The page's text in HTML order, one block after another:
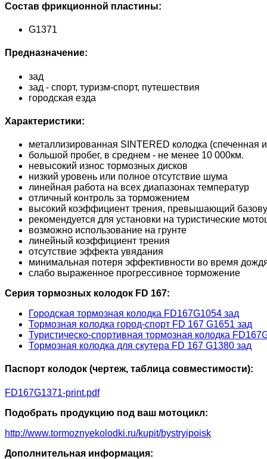
Состав фрикционной пластины:
G1371
Предназначение:
зад
зад - спорт, туризм-спорт, путешествия
городская езда
Характеристики:
металлизированная SINTERED колодка (спеченная
большой пробег, в среднем - не менее 10 000км.
невысокий износ тормозных дисков
низкий уровень или полное отсутствие шума
линейная работа на всех диапазонах температур
отличный контроль за торможением
высокий коэффициент трения, превышающий
рекомендуется для установки на туристические
возможно использование на грунте
линейный коэффициент трения
отсутствие эффекта увядания
минимальная потеря эффективности во время
слабо выраженное прогрессивное торможение
Серия тормозных колодок FD 167:
Городская тормозная колодка FD167G1054 зад
Тормозная колодка город-спорт FD 167 G1651 зад
Туристическо-спортивная тормозная колодка
Тормозная колодка для скутера FD 167 G1380 зад
Паспорт колодок (чертеж, таблица совместимости):
FD167G1371-print.pdf
Подобрать продукцию под ваш мотоцикл:
http://www.tormoznyekolodki.ru/kupit/bystryipoisk
Дополнительная информация: